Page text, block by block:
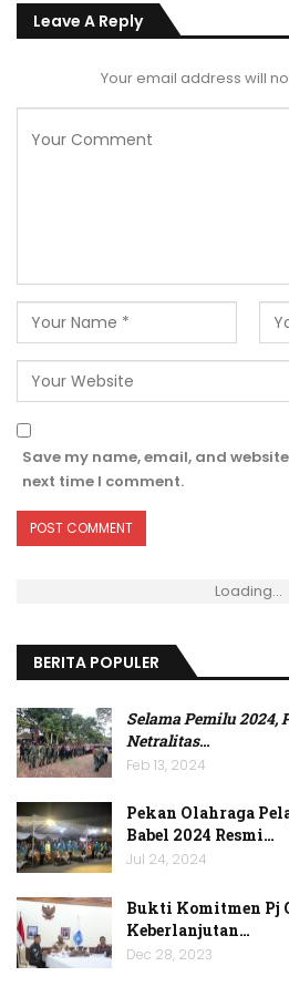
Leave A Reply
Your email address will
Save my name, email, and
next time I comment.
Loading...
BERITA POPULER
Selama Pemilu 2024,
Netralitas…
Feb 13, 2024
Pekan Olahraga
Babel 2024 Resmi…
Jul 24, 2024
Bukti Komitmen Pj
Keberlanjutan…
Dec 28, 2023